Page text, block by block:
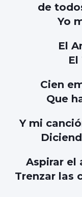
de
Yo
El
El
Cien
Que
Y mi
Aspirar el
Trenzar las